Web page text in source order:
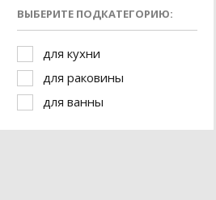
ВЫБЕРИТЕ ПОДКАТЕГОРИЮ:
для кухни
для раковины
для ванны